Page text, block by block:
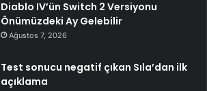
Diablo IV’ün Switch 2 Versiyonu
Önümüzdeki Ay Gelebilir
Ağustos 7, 2026
Test sonucu negatif çıkan Sıla’dan ilk
açıklama